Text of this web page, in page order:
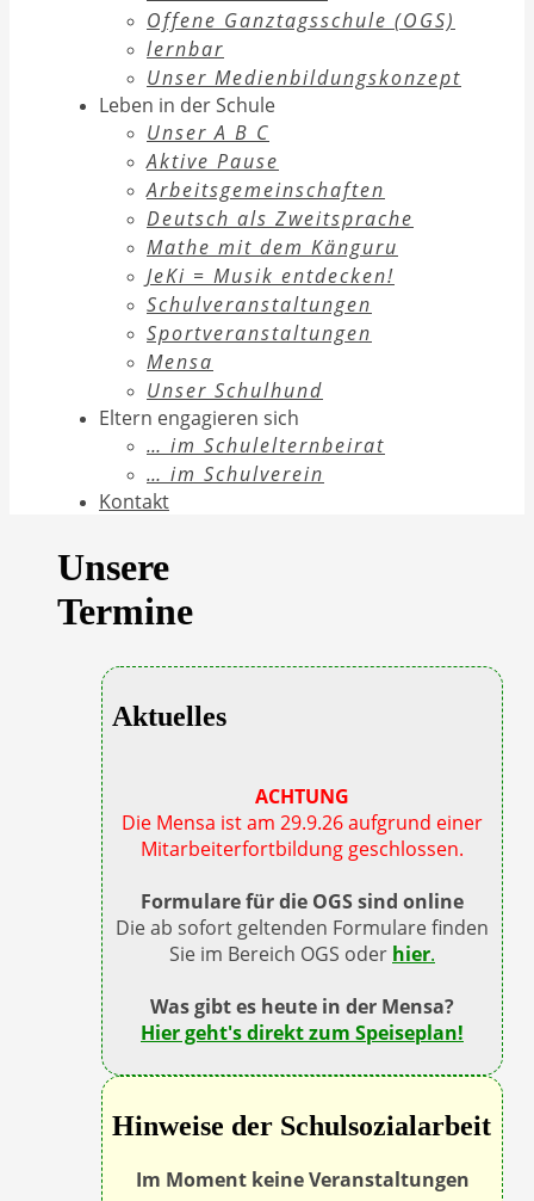
Offene Ganztagsschule (OGS)
lernbar
Unser Medienbildungskonzept
Leben in der Schule
Unser A B C
Aktive Pause
Arbeitsgemeinschaften
Deutsch als Zweitsprache
Mathe mit dem Känguru
JeKi = Musik entdecken!
Schulveranstaltungen
Sportveranstaltungen
Mensa
Unser Schulhund
Eltern engagieren sich
… im Schulelternbeirat
… im Schulverein
Kontakt
Unsere
Termine
Aktuelles
ACHTUNG
Die Mensa ist am 29.9.26 aufgrund einer
Mitarbeiterfortbildung geschlossen.
Formulare für die OGS sind online
Die ab sofort geltenden Formulare finden
Sie im Bereich OGS oder hier.
Was gibt es heute in der Mensa?
Hier geht's direkt zum Speiseplan!
Hinweise der Schulsozialarbeit
Im Moment keine Veranstaltungen